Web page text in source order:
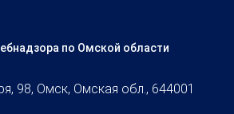
по Омской области
98, Омск, Омская обл., 644001